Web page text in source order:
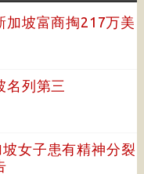
加坡富商掏217万美
名列第三
女子患有精神分裂